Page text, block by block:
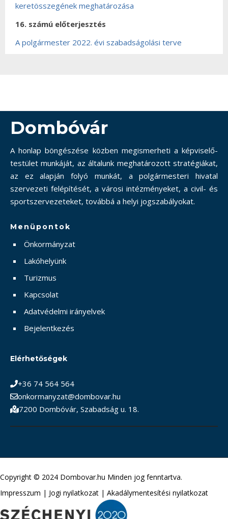
keretösszegének meghatározása
16. számú előterjesztés
A polgármester 2022. évi szabadságolási terve
Dombóvár
A honlap böngészése közben megismerheti a képviselő-
testület munkáját, az általunk meghatározott stratégiákat,
az ez alapján folyó munkát, a polgármesteri hivatal
szervezeti felépítését, a városi intézményeket, a civil- és
sportszervezeteket, továbbá a helyi jogszabályokat.
Menüpontok
Önkormányzat
Lakóhelyünk
Turizmus
Kapcsolat
Adatvédelmi irányelvek
Bejelentkezés
Elérhetőségek
+36 74 564 564
onkormanyzat@dombovar.hu
7200 Dombóvár, Szabadság u. 18.
Copyright © 2024 Dombovar.hu Minden jog fenntartva.
Impresszum | Jogi nyilatkozat | Akadálymentesítési nyilatkozat